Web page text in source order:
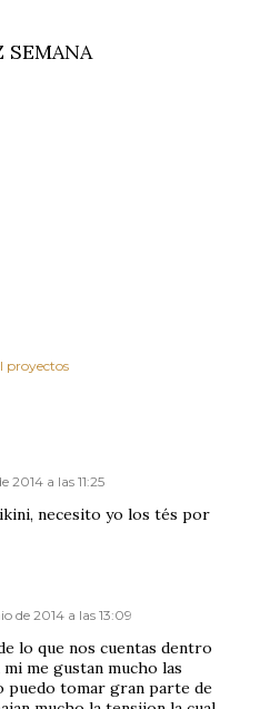
SEMANA
proyectos
2014 a las 11:25
necesito yo los tés por
de 2014 a las 13:09
lo que nos cuentas dentro
me gustan mucho las
puedo tomar gran parte de